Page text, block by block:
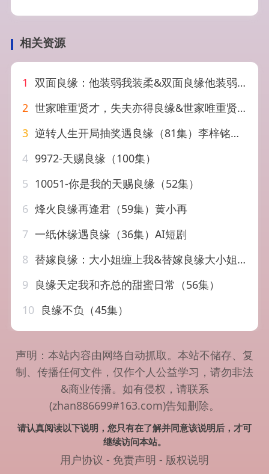
相关资源
1 双面良缘：他装弱我装柔&双面良缘他装弱我装柔（65集）AI短剧
2 世家唯重贤才，失夫亦得良缘&世家唯重贤才失夫亦得良缘（34集）AI短剧
3 逆转人生开局抽奖遇良缘（81集）李梓铭&冯青青
4 9972-天赐良缘（100集）
5 10051-你是我的天赐良缘（52集）
6 烽火良缘再逢君（59集）黄小再
7 一纸休缘遇良缘（36集）AI短剧
8 替嫁良缘：大小姐缠上我&替嫁良缘大小姐缠上我（76集）AI短剧
9
良缘天定我和齐总的甜蜜日常（56集）
10
良缘不负（45集）
声明：本站内容由网络自动抓取。本站不储存、复
制、传播任何文件，仅作个人公益学习，请勿非法
&商业传播。如有侵权，请联系
(zhan886699#163.com)告知删除。
请认真阅读以下说明，您只有在了解并同意该说明后，才可
继续访问本站。
用户协议 - 免责声明 - 版权说明